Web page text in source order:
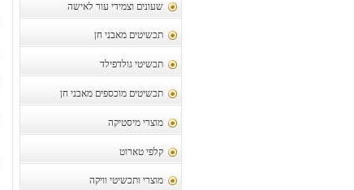
שעונים וצמידי עור לאישה
תכשיטים מאבני חן
תכשיטי גולדפילד
תכשיטים מוכספים מאבני חן
מוצרי מיסטיקה
קלפי טארוט
מוצרי ותכשיטי וויקה